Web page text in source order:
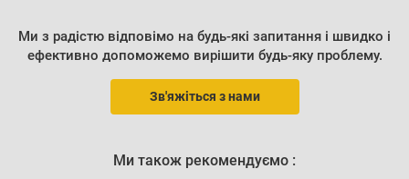
Ми з радістю відповімо на будь-які запитання і швидко і
ефективно допоможемо вирішити будь-яку проблему.
Зв'яжіться з нами
Ми також рекомендуємо :